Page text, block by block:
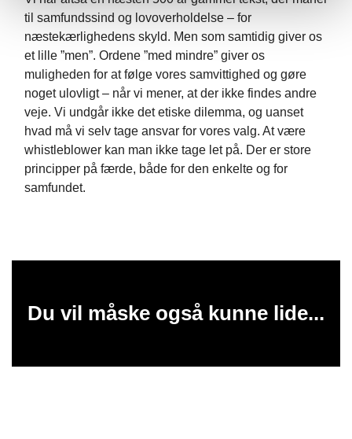
til samfundssind og lovoverholdelse – for
næstekærlighedens skyld. Men som samtidig giver os
et lille ”men”. Ordene ”med mindre” giver os
muligheden for at følge vores samvittighed og gøre
noget ulovligt – når vi mener, at der ikke findes andre
veje. Vi undgår ikke det etiske dilemma, og uanset
hvad må vi selv tage ansvar for vores valg. At være
whistleblower kan man ikke tage let på. Der er store
principper på færde, både for den enkelte og for
samfundet.
Du vil måske også kunne lide...